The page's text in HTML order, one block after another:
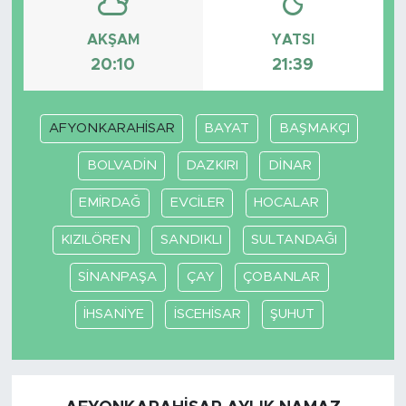
AKŞAM
20:10
YATSI
21:39
AFYONKARAHİSAR BAYAT BAŞMAKÇI
BOLVADİN DAZKIRI DİNAR
EMİRDAĞ EVCİLER HOCALAR
KIZILÖREN SANDIKLI SULTANDAĞI
SİNANPAŞA ÇAY ÇOBANLAR
İHSANİYE İSCEHİSAR ŞUHUT